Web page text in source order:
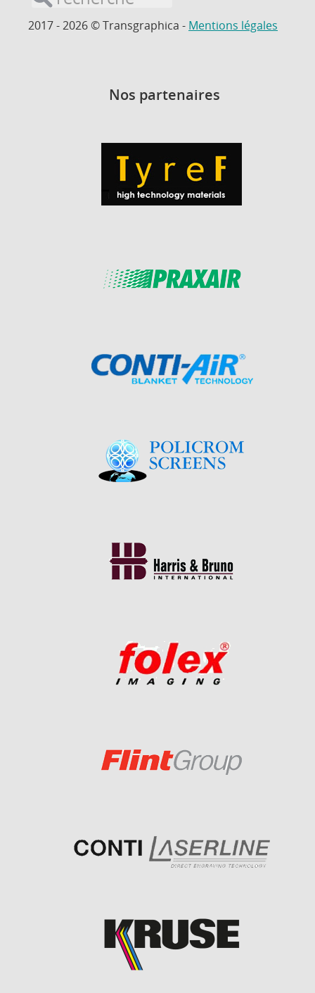
2017 - 2026 © Transgraphica - Mentions légales
Nos partenaires